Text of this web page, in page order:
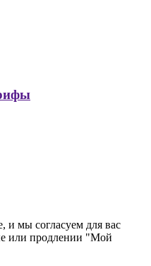
и мы согласуем для вас
или продлении "Мой